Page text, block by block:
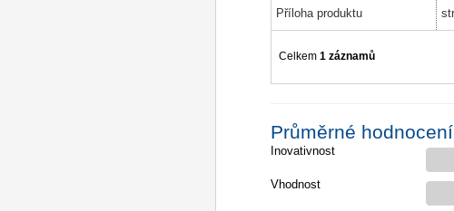
Příloha produktu
Celkem 1 záznamů
Průměrné
Inovativnost
Vhodnost